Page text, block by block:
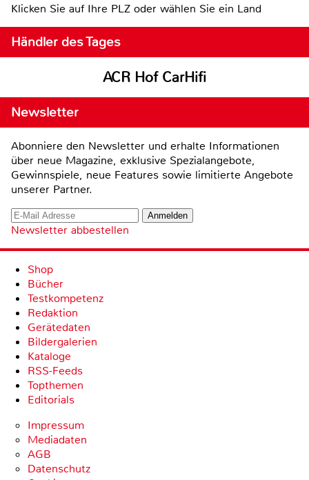
Klicken Sie auf Ihre PLZ oder wählen Sie ein Land
Händler des Tages
ACR Hof CarHifi
Newsletter
Abonniere den Newsletter und erhalte Informationen
über neue Magazine, exklusive Spezialangebote,
Gewinnspiele, neue Features sowie limitierte Angebote
unserer Partner.
Newsletter abbestellen
Shop
Bücher
Testkompetenz
Redaktion
Gerätedaten
Bildergalerien
Kataloge
RSS-Feeds
Topthemen
Editorials
Impressum
Mediadaten
AGB
Datenschutz